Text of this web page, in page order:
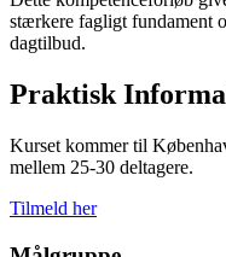
stærkere fagligt fundament
dagtilbud.
Praktisk
Kurset kommer til
mellem 25-30 deltagere.
Tilmeld her